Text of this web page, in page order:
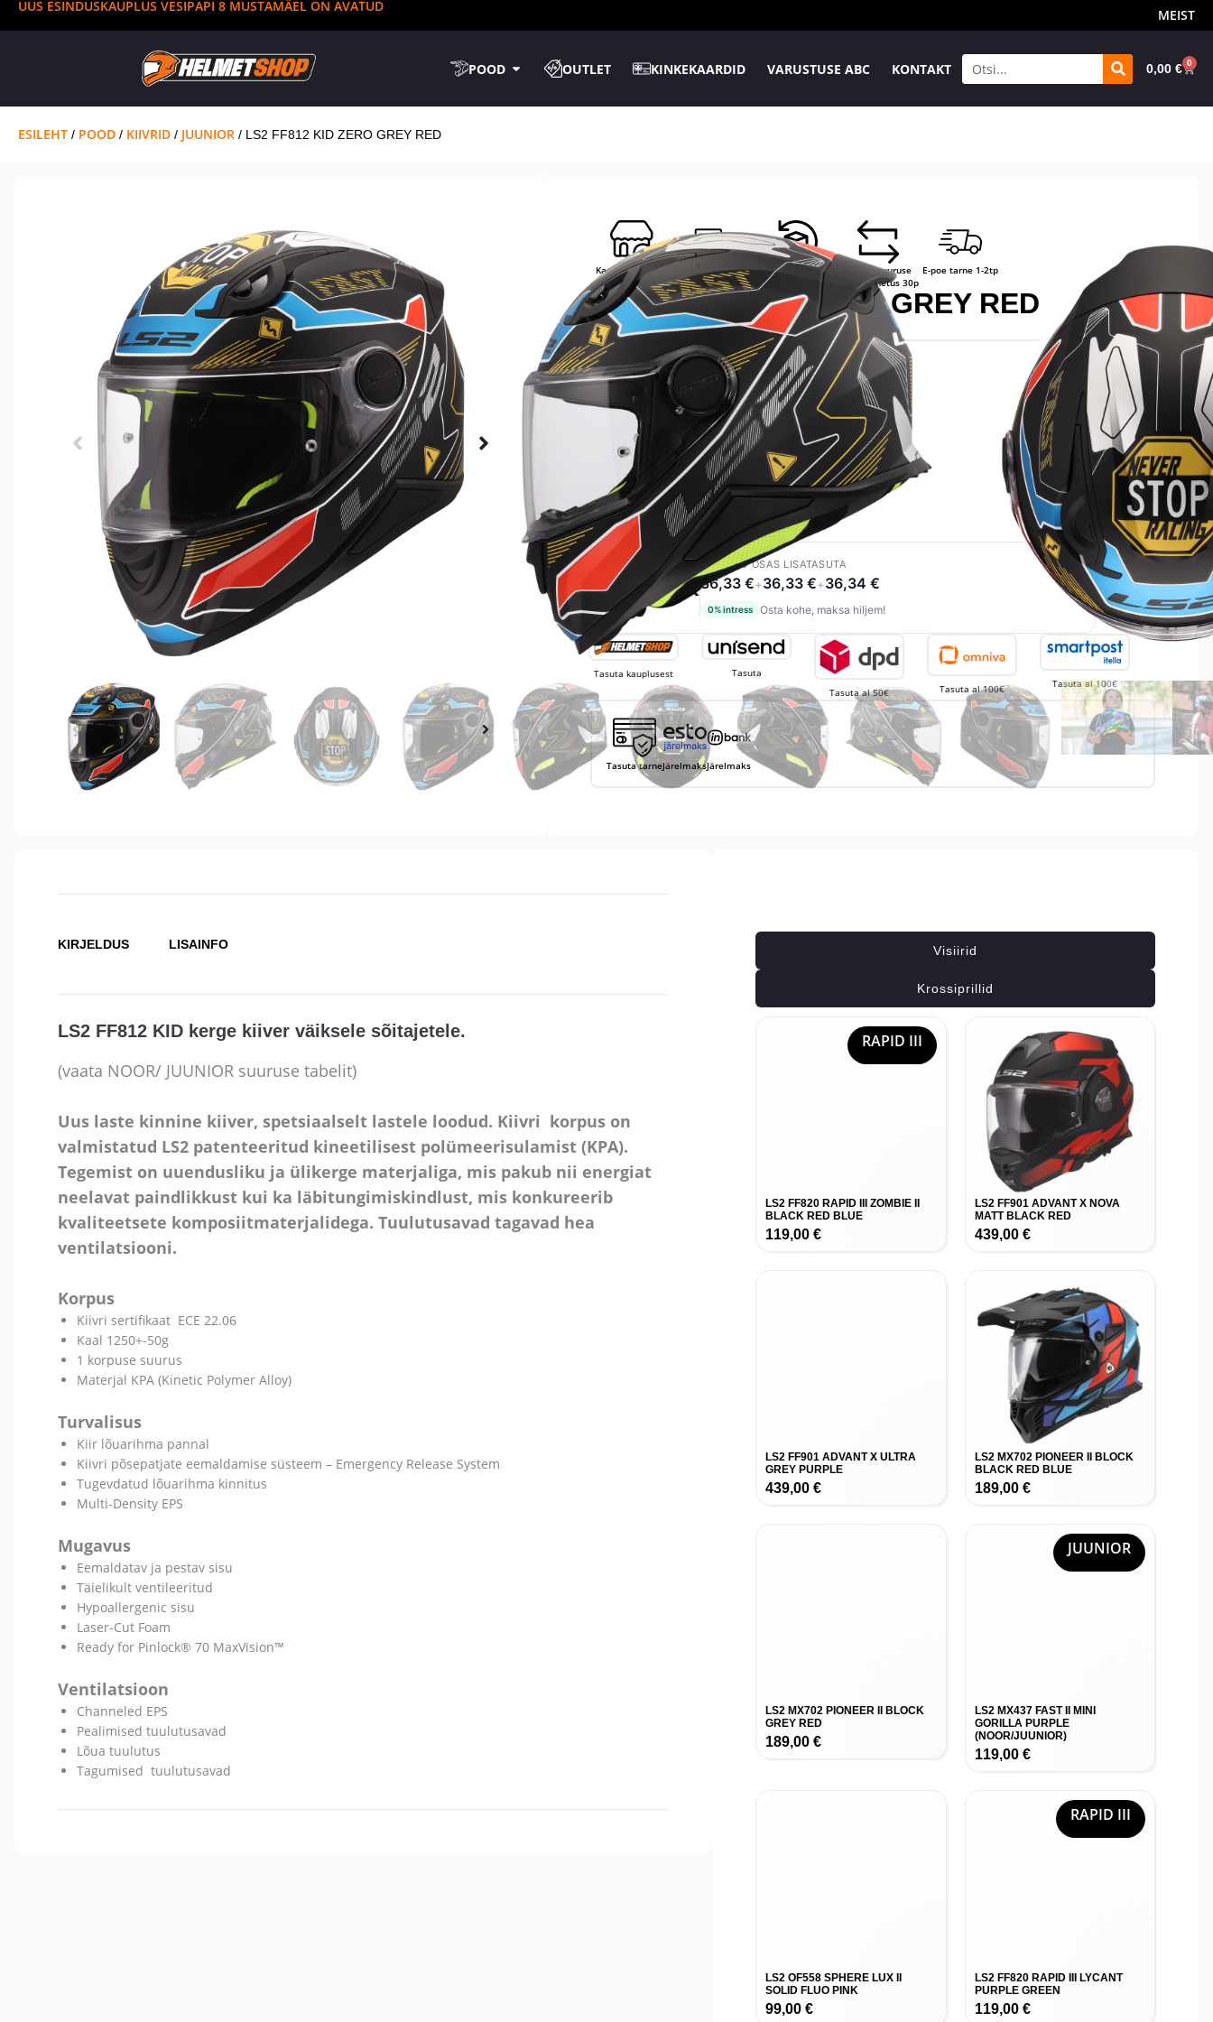
UUS ESINDUSKAUPLUS VESIPAPI 8 MUSTAMÄEL ON AVATUD
MEIST
POOD OUTLET KINKEKAARDID VARUSTUSE ABC KONTAKT 0,00€ 0
ESILEHT / POOD / KIIVRID / JUUNIOR / LS2 FF812 KID ZERO GREY RED
Kaupluses kohal TASUTA tarne
14-päevane
tagastusõigus
Tasuta suuruse
ümbervahetus 30p
E-poe tarne 1-2tp
LS2 FF812 KID ZERO GREY RED
POLE KINDEL OMA SUURUSES?
S 47-48cm M 49-50cm L 51-52cm
LISA KORVI
109,00€
MAKSA 3 OSAS LISATASUTA
36,33 €+36,33 €+36,34 €
0% intress Osta kohe, maksa hiljem!
Tasuta kauplusest
Tasuta
Tasuta al 50€
Tasuta al 100€ Tasuta al 100€
Tasuta tarneJärelmaksJärelmaks
KIRJELDUS LISAINFO
LS2 FF812 KID kerge kiiver väiksele sõitajetele.
(vaata NOOR/ JUUNIOR suuruse tabelit)
Uus laste kinnine kiiver, spetsiaalselt lastele loodud. Kiivri korpus on
valmistatud LS2 patenteeritud kineetilisest polümeerisulamist (KPA).
Tegemist on uuendusliku ja ülikerge materjaliga, mis pakub nii energiat
neelavat paindlikkust kui ka läbitungimiskindlust, mis konkureerib
kvaliteetsete komposiitmaterjalidega. Tuulutusavad tagavad hea
ventilatsiooni.
Korpus
Kiivri sertifikaat ECE 22.06
Kaal 1250+-50g
1 korpuse suurus
Materjal KPA (Kinetic Polymer Alloy)
Turvalisus
Kiir lõuarihma pannal
Kiivri põsepatjate eemaldamise süsteem – Emergency Release System
Tugevdatud lõuarihma kinnitus
Multi-Density EPS
Mugavus
Eemaldatav ja pestav sisu
Täielikult ventileeritud
Hypoallergenic sisu
Laser-Cut Foam
Ready for Pinlock® 70 MaxVision™
Ventilatsioon
Channeled EPS
Pealimised tuulutusavad
Lõua tuulutus
Tagumised tuulutusavad
Visiirid
Krossiprillid
RAPID III
LS2 FF820 RAPID III ZOMBIE II
BLACK RED BLUE
119,00€
LS2 FF901 ADVANT X NOVA
MATT BLACK RED
439,00 €
LS2 FF901 ADVANT X ULTRA
GREY PURPLE
439,00€
LS2 MX702 PIONEER II BLOCK
BLACK RED BLUE
189,00 €
LS2 MX702 PIONEER II BLOCK
GREY RED
189,00€
JUUNIOR
LS2 MX437 FAST II MINI
GORILLA PURPLE
(NOOR/JUUNIOR)
119,00 €
LS2 OF558 SPHERE LUX II
SOLID FLUO PINK
99,00€
RAPID III
LS2 FF820 RAPID III LYCANT
PURPLE GREEN
119,00 €